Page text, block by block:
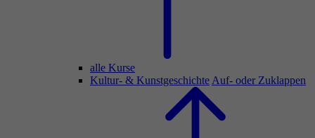
alle Kurse
Kultur- & Kunstgeschichte Auf- oder Zuklappen